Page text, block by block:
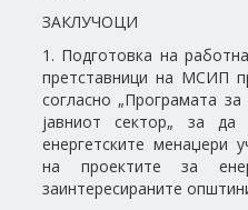
ЗАКЛУЧОЦИ
1. Подготовка на
претставници на МСИП
согласно „Програмата
јавниот сектор„ за
енергетските менаџери
на проектите за
заинтересираните